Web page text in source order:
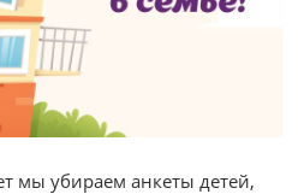
мы убираем анкеты детей,